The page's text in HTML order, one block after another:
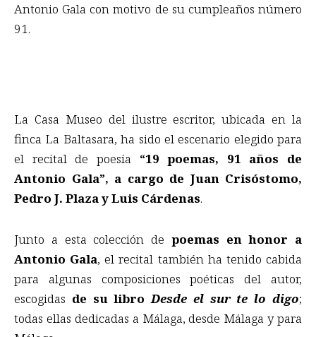
Antonio Gala con motivo de su cumpleaños número
91.
La Casa Museo del ilustre escritor, ubicada en la
finca La Baltasara, ha sido el escenario elegido para
el recital de poesía “19 poemas, 91 años de
Antonio Gala”, a cargo de Juan Crisóstomo,
Pedro J. Plaza y Luis Cárdenas.
Junto a esta colección de poemas en honor a
Antonio Gala, el recital también ha tenido cabida
para algunas composiciones poéticas del autor,
escogidas de su libroDesde el sur te lo digo;
todas ellas dedicadas a Málaga, desde Málaga y para